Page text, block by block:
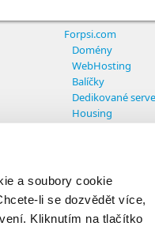
a soubory cookie
li se dozvědět více,
Kliknutím na tlačítko
Forpsi.com
Domény
WebHosting
Balíčky
Dedikované
Housing